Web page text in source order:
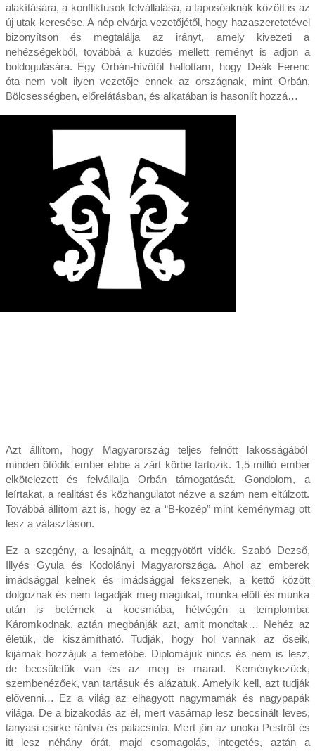
alakítására, a konfliktusok felvállalása, a taposóaknák között is az
új utak keresése. A nép elvárja vezetőjétől, hogy hazaszeretetével
bizonyítson és megtalálja az irányt, amely kivezeti a
nehézségekből, továbbá a küzdés mellett reményt is adjon a
boldogulására. Egy Orbán-hívőtől hallottam, hogy Deák Ferenc
óta nem volt ilyen vezetője ennek az országnak, mint Orbán.
Bölcsességben, előrelátásban, és alkatában is hasonlít hozzá…
Azt állítom, hogy Magyarország teljes felnőtt lakosságából
minden ötödik ember ebbe a zárt körbe tartozik. 1,5 millió ember
elkötelezett és felvállalja Orbán támogatását. Gondolom, a
leírtakat, a realitást és közhangulatot nézve a szám nem eltúlzott.
Továbbá állítom azt is, hogy ez a “B-közép” mint keménymag ott
lesz a választáson.
Ez a szegény, a lesajnált, a meggyötört vidék. Szabó Dezső,
Illyés Gyula és Kodolányi Magyarországa. Ahol az emberek
imádsággal kelnek és imádsággal fekszenek, a kettő között
dolgoznak és nem tagadják meg magukat, munka előtt és munka
után is betérnek a kocsmába, hétvégén a templomba.
Káromkodnak, aztán megbánják azt, amit mondtak… Nehéz az
életük, de kiszámítható. Tudják, hogy hol vannak az őseik,
kijárnak hozzájuk a temetőbe. Diplomájuk nincs és nem is lesz,
de becsületük van és az meg is marad. Keménykezűek,
szembenézőek, van tartásuk és alázatuk. Amelyik kell, azt tudják
elővenni… Ez a világ az elhagyott nagymamák és nagypapák
világa. De a bizakodás az él, mert vasárnap lesz becsinált leves,
tanyasi csirke rántva és palacsinta. Mert jön az unoka Pestről és
itt lesz néhány órát, majd csomagolás, integetés, aztán a